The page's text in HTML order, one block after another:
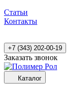
Статьи
Контакты
+7 (343) 202-00-19
Заказать звонок
Каталог